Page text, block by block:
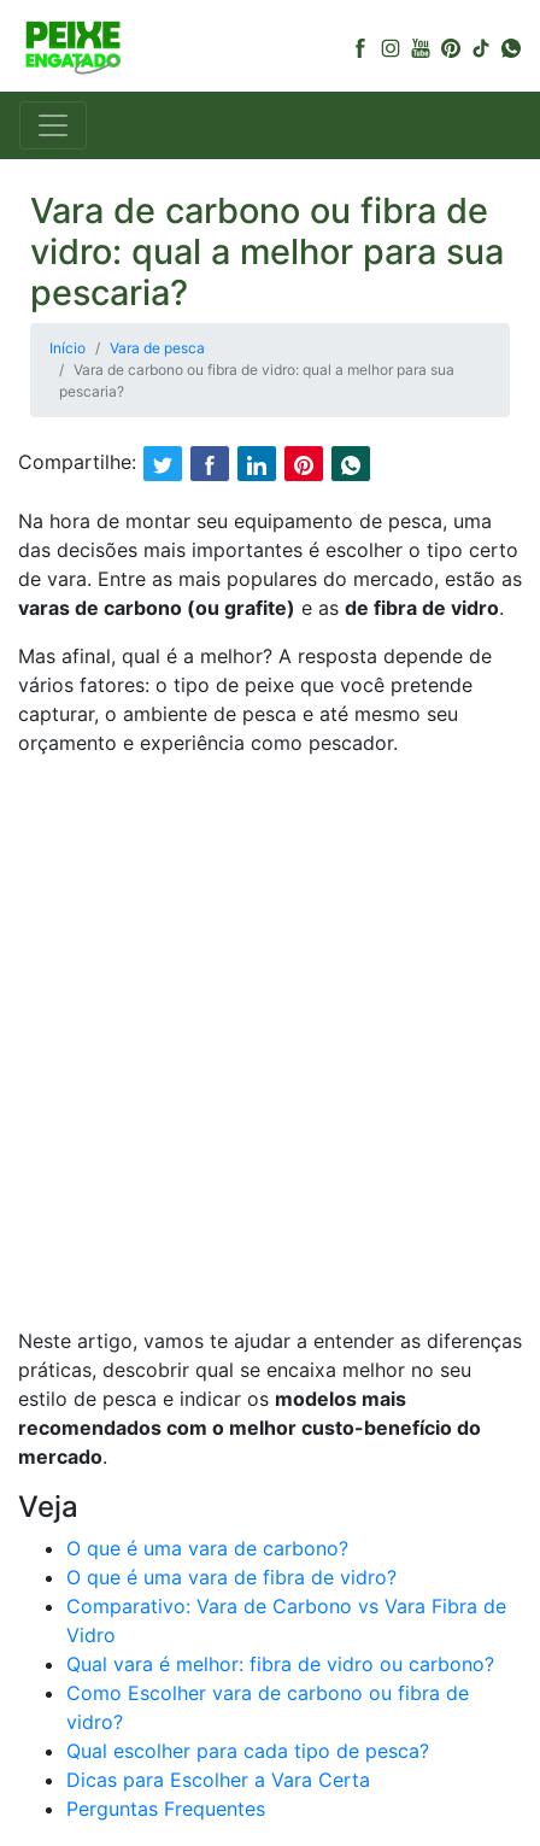
Vara de carbono ou fibra de
vidro: qual a melhor para sua
pescaria?
Início
Vara de pesca
Vara de carbono ou fibra de vidro: qual a melhor para sua
pescaria?
Compartilhe:
Na hora de montar seu equipamento de pesca, uma
das decisões mais importantes é escolher o tipo certo
de vara. Entre as mais populares do mercado, estão as
varas de carbono (ou grafite) e as de fibra de vidro.
Mas afinal, qual é a melhor? A resposta depende de
vários fatores: o tipo de peixe que você pretende
capturar, o ambiente de pesca e até mesmo seu
orçamento e experiência como pescador.
Neste artigo, vamos te ajudar a entender as diferenças
práticas, descobrir qual se encaixa melhor no seu
estilo de pesca e indicar os modelos mais
recomendados com o melhor custo-benefício do
mercado.
Veja
O que é uma vara de carbono?
O que é uma vara de fibra de vidro?
Comparativo: Vara de Carbono vs Vara Fibra de
Vidro
Qual vara é melhor: fibra de vidro ou carbono?
Como Escolher vara de carbono ou fibra de
vidro?
Qual escolher para cada tipo de pesca?
Dicas para Escolher a Vara Certa
Perguntas Frequentes